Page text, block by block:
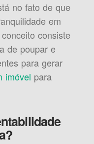
no fato de que
em
consiste
de poupar e
para gerar
imóvel para